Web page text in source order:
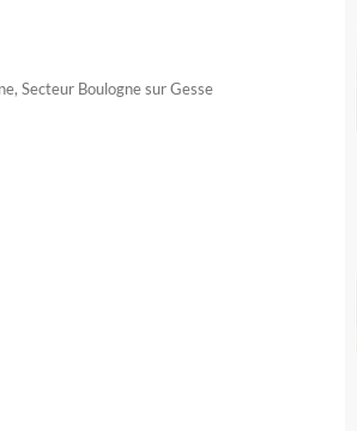
, Secteur Boulogne sur Gesse